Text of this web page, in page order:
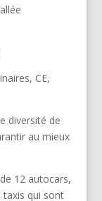
CE,
diversité de
au mieux
12 autocars,
taxis qui sont